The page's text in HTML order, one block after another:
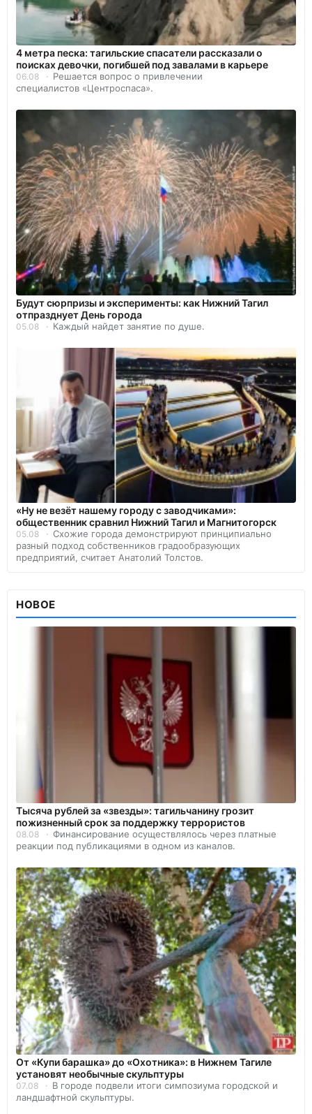
4 метра песка: тагильские спасатели рассказали о
поисках девочки, погибшей под завалами в карьере
06.08
Решается вопрос о привлечении
специалистов «Центроспаса».
Будут сюрпризы и эксперименты: как Нижний Тагил
отпразднует День города
05.08 Каждый найдет занятие по душе.
«Ну не везёт нашему городу с заводчиками»:
общественник сравнил Нижний Тагил и Магнитогорск
05.08
Схожие города демонстрируют принципиально
разный подход собственников градообразующих
предприятий, считает Анатолий Толстов.
НОВОЕ
Тысяча рублей за «звезды»: тагильчанину грозит
пожизненный срок за поддержку террористов
08.08
Финансирование осуществлялось через платные
реакции под публикациями в одном из каналов.
От «Купи барашка» до «Охотника»: в Нижнем Тагиле
установят необычные скульптуры
07.08
В городе подвели итоги симпозиума городской и
ландшафтной скульптуры.